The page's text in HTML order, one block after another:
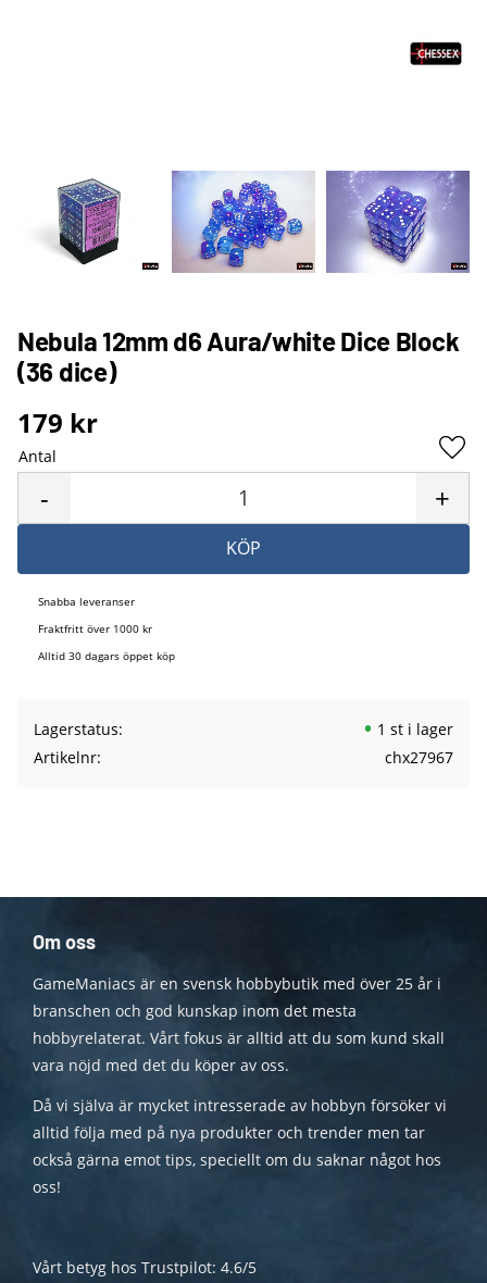
Nebula 12mm d6 Aura/white Dice Block
(36 dice)
179 kr
Antal
+
-
KÖP
Snabba leveranser
Fraktfritt över 1000 kr
Alltid 30 dagars öppet köp
Lagerstatus
1 st i lager
Artikelnr
chx27967
Om oss
GameManiacs är en svensk hobbybutik med över 25 år i
branschen och god kunskap inom det mesta
hobbyrelaterat. Vårt fokus är alltid att du som kund skall
vara nöjd med det du köper av oss.
Då vi själva är mycket intresserade av hobbyn försöker vi
alltid följa med på nya produkter och trender men tar
också gärna emot tips, speciellt om du saknar något hos
oss!
Vårt betyg hos Trustpilot: 4.6/5